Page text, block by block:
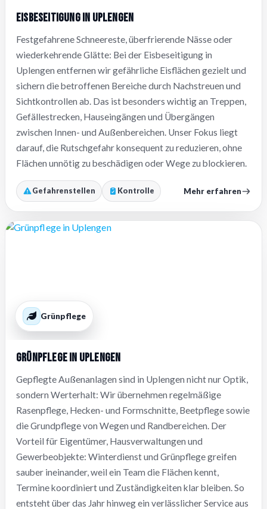
Eisbeseitigung in Uplengen
Festgefahrene Schneereste, überfrierende Nässe oder
wiederkehrende Glätte: Bei der Eisbeseitigung in
Uplengen entfernen wir gefährliche Eisflächen gezielt und
sichern die betroffenen Bereiche durch Nachstreuen und
Sichtkontrollen ab. Das ist besonders wichtig an Treppen,
Gefällestrecken, Hauseingängen und Übergängen
zwischen Innen- und Außenbereichen. Unser Fokus liegt
darauf, die Rutschgefahr konsequent zu reduzieren, ohne
Flächen unnötig zu beschädigen oder Wege zu blockieren.
Gefahrenstellen Kontrolle Mehr erfahren
Grünpflege
Grünpflege in Uplengen
Gepflegte Außenanlagen sind in Uplengen nicht nur Optik,
sondern Werterhalt: Wir übernehmen regelmäßige
Rasenpflege, Hecken- und Formschnitte, Beetpflege sowie
die Grundpflege von Wegen und Randbereichen. Der
Vorteil für Eigentümer, Hausverwaltungen und
Gewerbeobjekte: Winterdienst und Grünpflege greifen
sauber ineinander, weil ein Team die Flächen kennt,
Termine koordiniert und Zuständigkeiten klar bleiben. So
entsteht über das Jahr hinweg ein verlässlicher Service aus